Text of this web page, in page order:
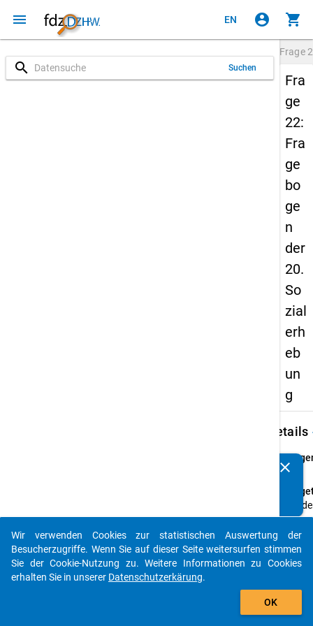
menu EN account_circle shopping_cart
search Suchen
Frage
Fra
ge
22:
Fra
ge
bo
ge
n
der
20.
So
zial
erh
eb
un
g
Details
22
2012
BAföG
clear
auto_stories
add_shopping_cart
Wir verwenden Cookies zur statistischen Auswertung der
Besucherzugriffe. Wenn Sie auf dieser Seite weitersurfen stimmen
Sie der Cookie-Nutzung zu. Weitere Informationen zu Cookies
erhalten Sie in unserer Datenschutzerkärung.
OK